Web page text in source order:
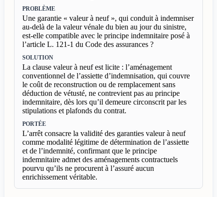
PROBLÈME
Une garantie « valeur à neuf », qui conduit à indemniser
au-delà de la valeur vénale du bien au jour du sinistre,
est-elle compatible avec le principe indemnitaire posé à
l’article L. 121-1 du Code des assurances ?
SOLUTION
La clause valeur à neuf est licite : l’aménagement
conventionnel de l’assiette d’indemnisation, qui couvre
le coût de reconstruction ou de remplacement sans
déduction de vétusté, ne contrevient pas au principe
indemnitaire, dès lors qu’il demeure circonscrit par les
stipulations et plafonds du contrat.
PORTÉE
L’arrêt consacre la validité des garanties valeur à neuf
comme modalité légitime de détermination de l’assiette
et de l’indemnité, confirmant que le principe
indemnitaire admet des aménagements contractuels
pourvu qu’ils ne procurent à l’assuré aucun
enrichissement véritable.